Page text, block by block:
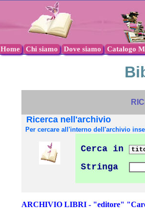
Home Chi siamo Dove siamo Catalogo
Ricerca nell'archivio
Per cercare all'interno dell'archivio
Cerca in
Stringa
ARCHIVIO LIBRI - "editore"